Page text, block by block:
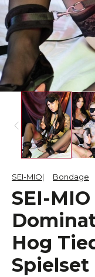
SEI-MIO Bondage
SEI-
Hog
Spielset